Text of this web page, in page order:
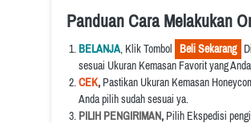
Panduan Cara Melakukan
BELANJA, Klik Tombol
  Beli Sekarang
sesuai Ukuran Kemasan Favorit yang
CEK, Pastikan Ukuran Kemasan
Anda pilih sudah sesuai ya.
PILIH PENGIRIMAN, Pilih Ekspedisi